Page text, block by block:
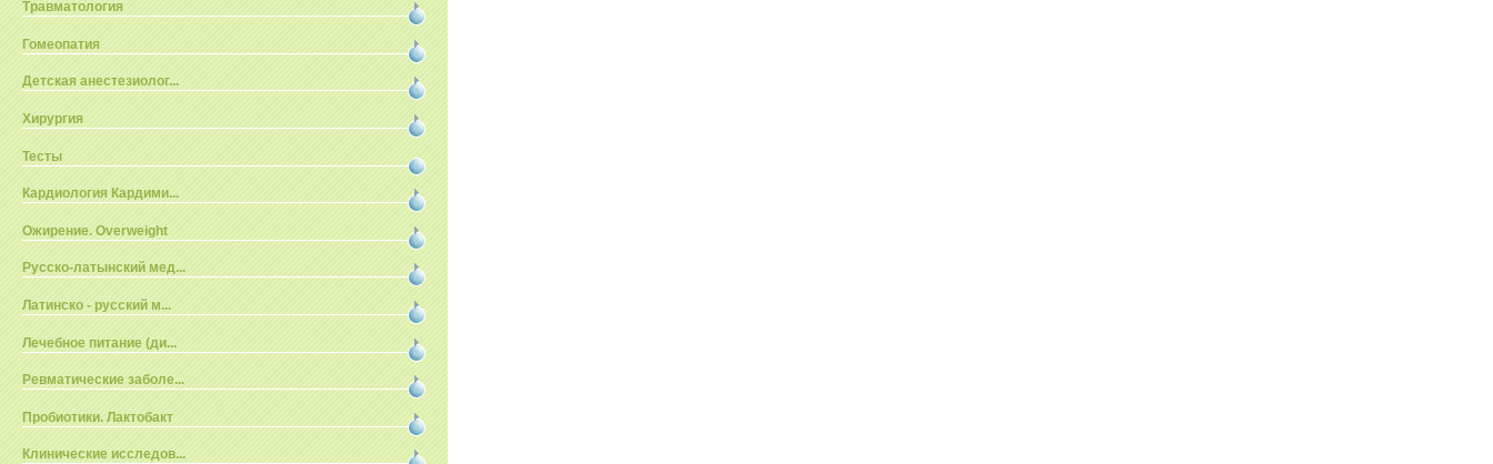
Травматология
Гомеопатия
Детская анестезиолог...
Хирургия
Тесты
Кардиология Кардими...
Ожирение. Overweight
Русско-латынский мед...
Латинско - русский м...
Лечебное питание (ди...
Ревматические заболе...
Пробиотики. Лактобакт
Клинические исследов...